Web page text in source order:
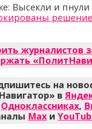
Высекли и
журналистов
на
в
Одноклассниках,
Max и